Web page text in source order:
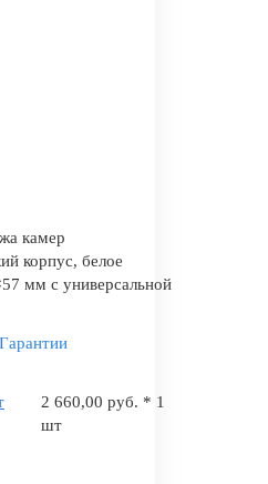
камер
корпус, белое
мм с универсальной
Гарантии
2 660,00 руб. * 1
шт